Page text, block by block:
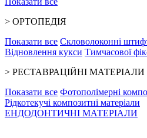
> ОРТОПЕДІЯ
Показати все Скловолоконні
Відновлення кукси Тимчасової
> РЕСТАВРАЦІЙНІ МАТЕРІАЛИ
Показати все Фотополімерні
Рідкотекучі композитні матеріали
ЕНДОДОНТИЧНІ МАТЕРІАЛИ